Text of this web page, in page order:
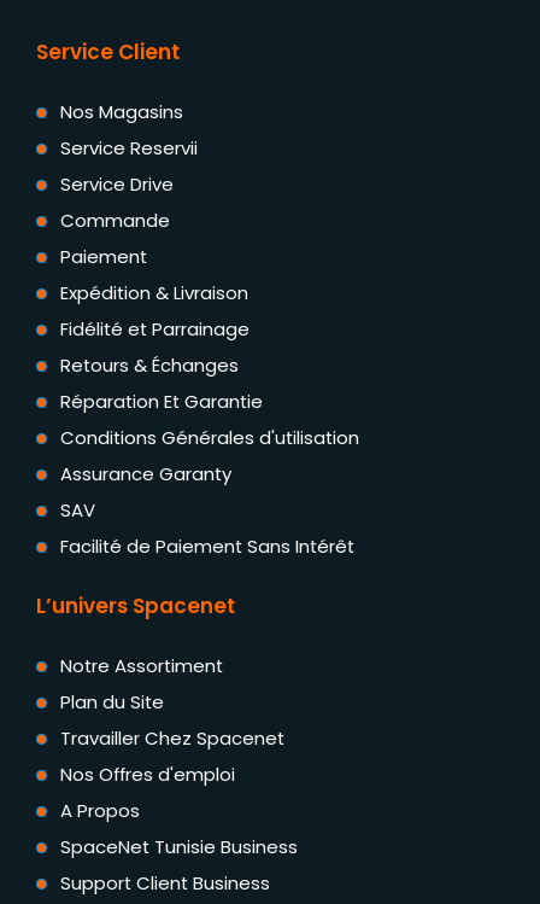
Service Client
Nos Magasins
Service Reservii
Service Drive
Commande
Paiement
Expédition & Livraison
Fidélité et Parrainage
Retours & Échanges
Réparation Et Garantie
Conditions Générales d'utilisation
Assurance Garanty
SAV
Facilité de Paiement Sans Intérêt
L’univers Spacenet
Notre Assortiment
Plan du Site
Travailler Chez Spacenet
Nos Offres d'emploi
A Propos
SpaceNet Tunisie Business
Support Client Business